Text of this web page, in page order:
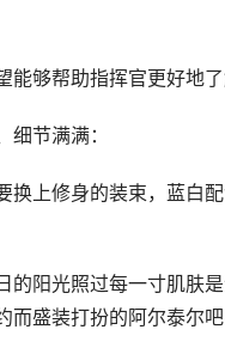
够帮助指挥官更好地了
节满满：
上修身的装束，蓝白
阳光照过每一寸肌肤
而盛装打扮的阿尔泰尔